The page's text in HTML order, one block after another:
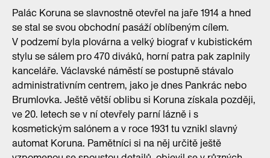
Palác Koruna se slavnostně otevřel na jaře 1914 a hned
se stal se svou obchodní pasáží oblíbeným cílem.
V podzemí byla plovárna a velký biograf v kubistickém
stylu se sálem pro 470 diváků, horní patra pak zaplnily
kanceláře. Václavské náměstí se postupně stávalo
administrativním centrem, jako je dnes Pankrác nebo
Brumlovka. Ještě větší oblibu si Koruna získala později,
ve 20. letech se v ní otevřely parní lázně i s
kosmetickým salónem a v roce 1931 tu vznikl slavný
automat Koruna. Pamětníci si na něj určitě ještě